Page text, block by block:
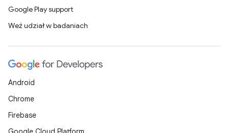
Google Play support
Weź udział w badaniach
Android
Chrome
Firebase